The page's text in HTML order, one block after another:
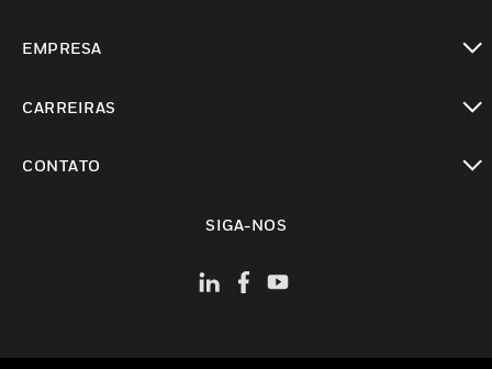
EMPRESA
CARREIRAS
CONTATO
SIGA-NOS